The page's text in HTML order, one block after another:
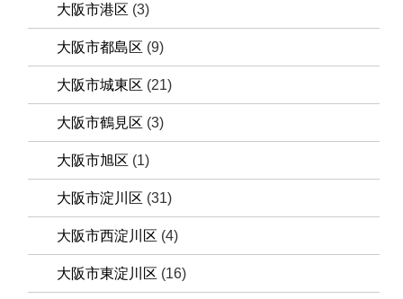
大阪市港区 (3)
大阪市都島区 (9)
大阪市城東区 (21)
大阪市鶴見区 (3)
大阪市旭区 (1)
大阪市淀川区 (31)
大阪市西淀川区 (4)
大阪市東淀川区 (16)